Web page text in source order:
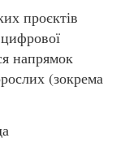
проєктів
напрямок
(зокрема